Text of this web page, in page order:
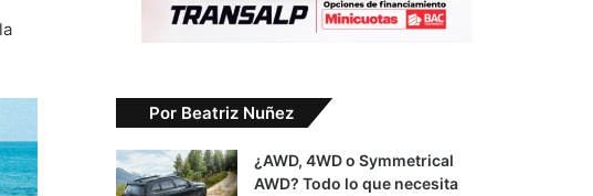
Por Beatriz Nuñez
¿AWD, 4WD o Symmetrical
AWD? Todo lo que necesita